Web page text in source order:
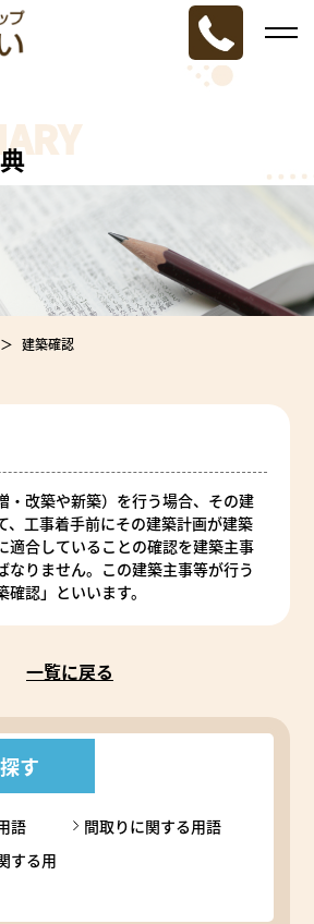
建築確認
・改築や新築）を行う場合、その建
、工事着手前にその建築計画が建築
適合していることの確認を建築主事
なりません。この建築主事等が行う
認」といいます。
一覧に戻る
す
語
間取りに関する用語
する用